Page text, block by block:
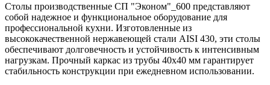
Столы производственные СП "Эконом"_600 представляют
собой надежное и функциональное оборудование для
профессиональной кухни. Изготовленные из
высококачественной нержавеющей стали AISI 430, эти столы
обеспечивают долговечность и устойчивость к интенсивным
нагрузкам. Прочный каркас из трубы 40х40 мм гарантирует
стабильность конструкции при ежедневном использовании.